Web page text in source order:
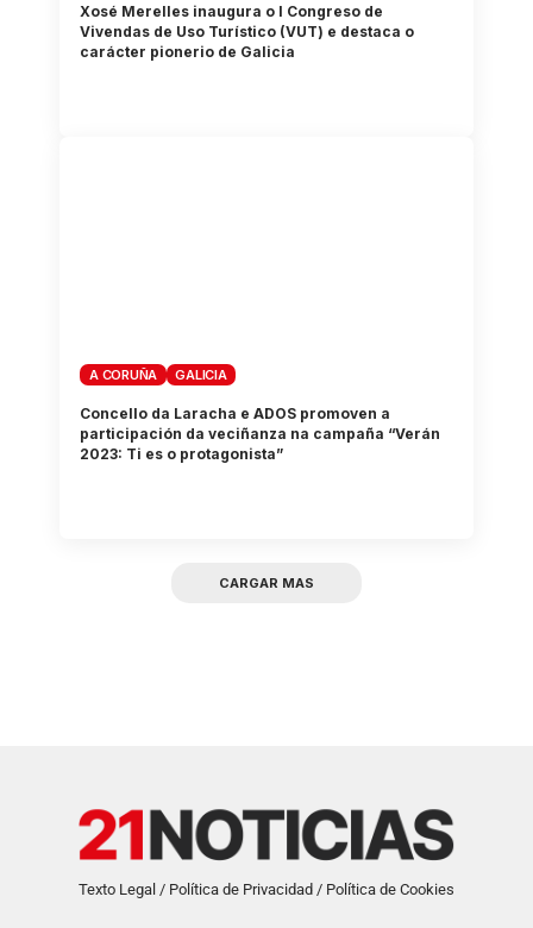
Xosé Merelles inaugura o I Congreso de
Vivendas de Uso Turístico (VUT) e destaca o
carácter pionerio de Galicia
A CORUÑA GALICIA
Concello da Laracha e ADOS promoven a
participación da veciñanza na campaña “Verán
2023: Ti es o protagonista”
CARGAR MAS
Texto Legal / Política de Privacidad / Política de Cookies